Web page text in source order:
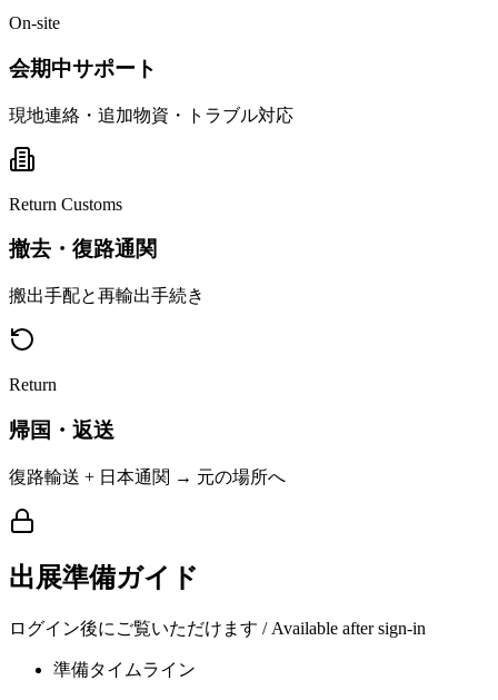
On-site
会期中サポート
現地連絡・追加物資・トラブル対応
Return Customs
撤去・復路通関
搬出手配と再輸出手続き
Return
帰国・返送
復路輸送 + 日本通関 → 元の場所へ
出展準備ガイド
ログイン後にご覧いただけます / Available after sign-in
準備タイムライン